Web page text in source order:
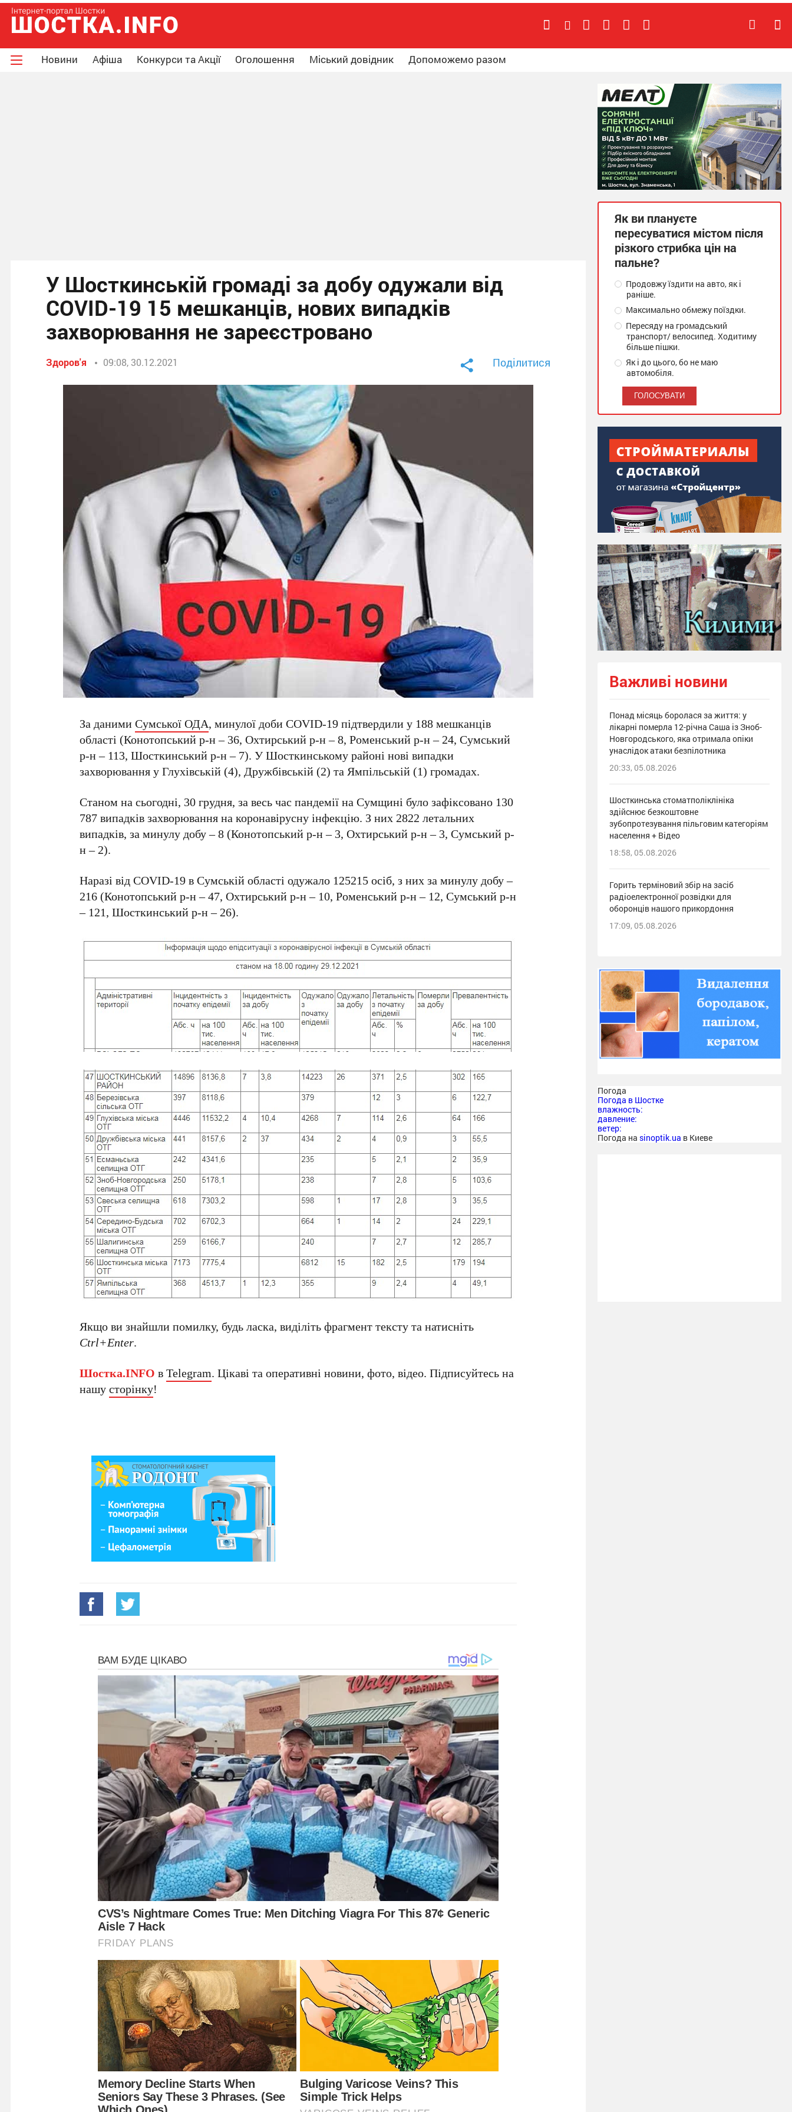
Новини Афіша Конкурси та Акції Оголошення Міський довідник Допоможемо разом
У Шосткинській громаді за добу одужали від
COVID-19 15 мешканців, нових випадків
захворювання не зареєстровано
Здоров'я 09:08, 30.12.2021 Поділитися
За данимиСумської ОДА, минулої доби COVID-19 підтвердили у 188 мешканців
області (Конотопський р-н – 36, Охтирський р-н – 8, Роменський р-н – 24, Сумський
р-н – 113, Шосткинський р-н – 7). У Шосткинському районі нові випадки
захворювання у Глухівській (4), Дружбівській (2) та Ямпільській (1) громадах.
Станом на сьогодні, 30 грудня, за весь час пандемії на Сумщині було зафіксовано 130
787 випадків захворювання на коронавірусну інфекцію. З них 2822 летальних
випадків, за минулу добу – 8 (Конотопський р-н – 3, Охтирський р-н – 3, Сумський р-
н – 2).
Наразі від COVID-19 в Сумській області одужало 125215 осіб, з них за минулу добу –
216 (Конотопський р-н – 47, Охтирський р-н – 10, Роменський р-н – 12, Сумський р-н
– 121, Шосткинський р-н – 26).
Якщо ви знайшли помилку, будь ласка, виділіть фрагмент тексту та натисніть
Ctrl+Enter.
Шостка.INFO вTelegram. Цікаві та оперативні новини, фото, відео. Підписуйтесь на
нашусторінку!
Як ви плануєте
пересуватися містом після
різкого стрибка цін на
пальне?
Продовжу їздити на авто, як і
раніше.
Максимально обмежу поїздки.
Пересяду на громадський
транспорт/ велосипед. Ходитиму
більше пішки.
Як і до цього, бо не маю
автомобіля.
Важливі новини
Понад місяць боролася за життя: у
лікарні померла 12-річна Саша із Зноб-
Новгородського, яка отримала опіки
унаслідок атаки безпілотника
20:33, 05.08.2026
Шосткинська стоматполіклініка
здійснює безкоштовне
зубопротезування пільговим категоріям
населення + Відео
18:58, 05.08.2026
Горить терміновий збір на засіб
радіоелектронної розвідки для
оборонців нашого прикордоння
17:09, 05.08.2026
Погода
Погода в Шостке
влажность:
давление:
ветер:
Погода на sinoptik.ua в Киеве